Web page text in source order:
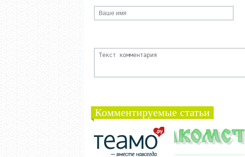
Комментируемые статьи